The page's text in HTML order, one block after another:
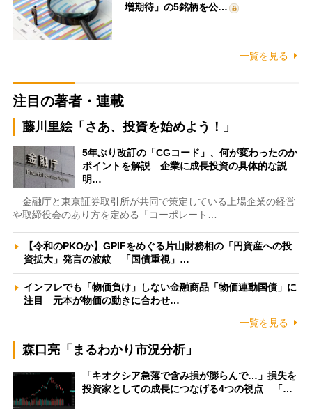
増期待」の5銘柄を公…
一覧を見る
注目の著者・連載
藤川里絵「さあ、投資を始めよう！」
5年ぶり改訂の「CGコード」、何が変わったのか
ポイントを解説 企業に成長投資の具体的な説
明…
金融庁と東京証券取引所が共同で策定している上場企業の経営
や取締役会のあり方を定める「コーポレート…
【令和のPKOか】GPIFをめぐる片山財務相の「円資産への投
資拡大」発言の波紋 「国債重視」…
インフレでも「物価負け」しない金融商品「物価連動国債」に
注目 元本が物価の動きに合わせ…
一覧を見る
森口亮「まるわかり市況分析」
「キオクシア急落で含み損が膨らんで…」損失を
投資家としての成長につなげる4つの視点 「…